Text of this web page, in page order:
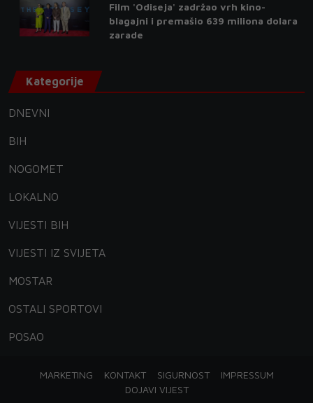
Film 'Odiseja' zadržao vrh kino-
blagajni i premašio 639 miliona dolara
zarade
Kategorije
DNEVNI
BIH
NOGOMET
LOKALNO
VIJESTI BIH
VIJESTI IZ SVIJETA
MOSTAR
OSTALI SPORTOVI
POSAO
MARKETING KONTAKT SIGURNOST
IMPRESSUM
DOJAVI VIJEST